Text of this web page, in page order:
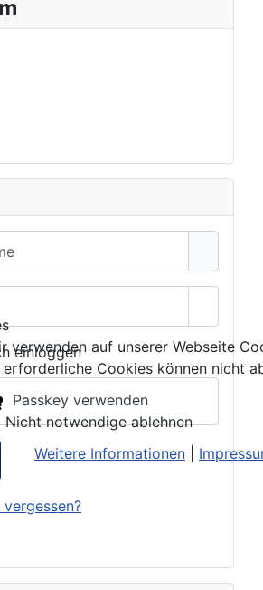
einloggen
Passkey verwenden
verwenden auf unserer Webseite
Cookies können nicht
Nicht notwendige ablehnen
Weitere Informationen